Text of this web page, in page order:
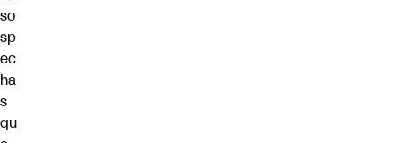
so
sp
ec
ha
s
qu